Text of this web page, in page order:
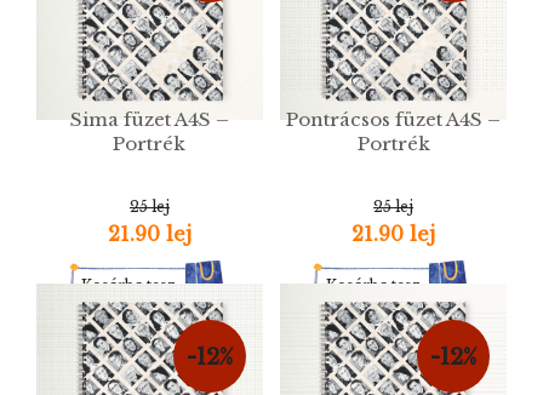
Sima füzet A4S –
Portrék
25 lej
21.90 lej
Kosárba tesz
Pontrácsos füzet A4S –
Portrék
25 lej
21.90 lej
Kosárba tesz
-12% -12%